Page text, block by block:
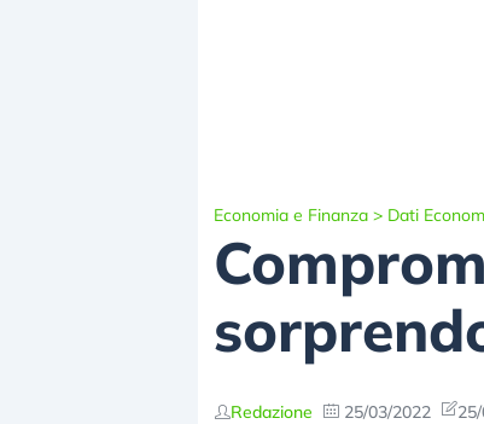
Economia e Finanza > Dati
Redazione 25/03/2022